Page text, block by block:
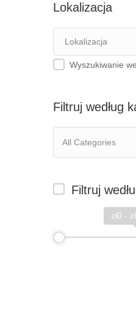
Lokalizacja
Wyszukiwanie
Filtruj według
Filtruj
zł0 -